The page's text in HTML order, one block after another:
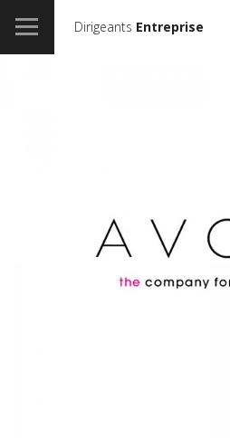
Dirigeants Entreprise